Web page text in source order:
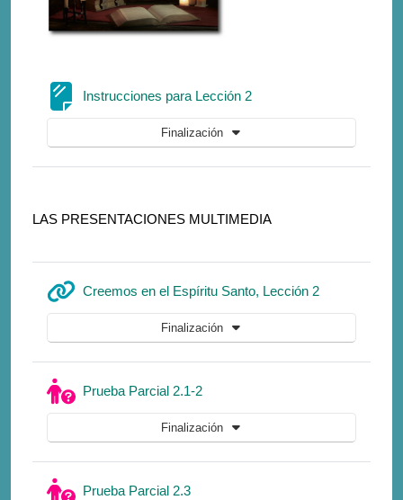
Instrucciones para Lección 2Página
Finalización
LAS PRESENTACIONES MULTIMEDIA
Creemos en el Espíritu Santo, Lección 2URL
Finalización
Prueba Parcial 2.1-2Cuestionario
Finalización
Prueba Parcial 2.3Cuestionario